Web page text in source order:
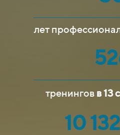
лет
тренингов в 13
10 132